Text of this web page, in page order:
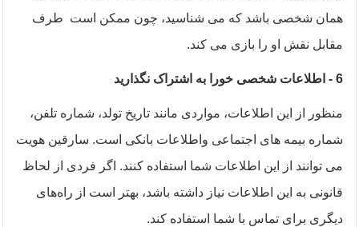
همان شخصی باشد که می شناسید، چون ممکن است طرف
مقابل نقش او را بازی می کند.
6 - اطلاعات شخصی خورا به اشتراک نگذارید
منظور از این اطلاعات، مواردی مانند تاریخ تولد، شماره تلفن،
شماره‌ بیمه های اجتماعی واطلاعات بانکی است. سارقین هویت
می توانند از این اطلاعات شما استفاده کنند. اگر فردی از لحاظ
قانونی به این اطلاعات نیاز داشته باشد، بهتر است از راه‌های
دیگری برای تماس با شما استفاده کند.